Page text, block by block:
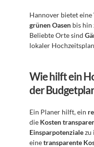
grünen Oasen bis hin
Beliebte Orte sind
lokaler
Wie hilft ein
der
Ein Planer hilft, ein
die Kosten
Einsparpotenziale zu
eine transparente